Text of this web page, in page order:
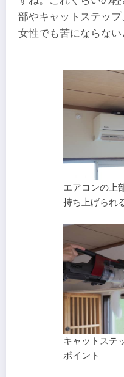
部やキャットステップ
女性でも苦にならない
エアコンの上
持ち上げられ
キャットステ
ポイント